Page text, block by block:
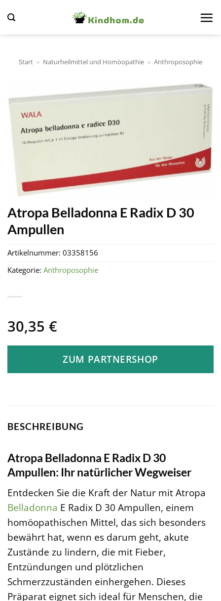
Inhalt
springen
Start » Naturheilmittel und Homöopathie » Anthroposophie
Atropa Belladonna E Radix D 30
Ampullen
30,35 €
ZUM PARTNERSHOP
Artikelnummer: 03358156
Kategorie: Anthroposophie
BESCHREIBUNG
Atropa Belladonna E Radix D 30
Ampullen: Ihr natürlicher Wegweiser
Entdecken Sie die Kraft der Natur mit Atropa
Belladonna E Radix D 30 Ampullen, einem
homöopathischen Mittel, das sich besonders
bewährt hat, wenn es darum geht, akute
Zustände zu lindern, die mit Fieber,
Entzündungen und plötzlichen
Schmerzzuständen einhergehen. Dieses
Präparat eignet sich ideal für Menschen, die